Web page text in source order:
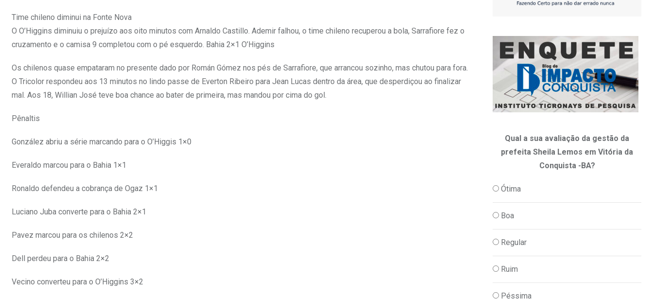
Time chileno diminui na Fonte Nova
O O’Higgins diminuiu o prejuízo aos oito minutos com Arnaldo Castillo. Ademir falhou, o time chileno recuperou a bola, Sarrafiore fez o
cruzamento e o camisa 9 completou com o pé esquerdo. Bahia 2×1 O’Higgins
Os chilenos quase empataram no presente dado por Román Gómez nos pés de Sarrafiore, que arrancou sozinho, mas chutou para fora.
O Tricolor respondeu aos 13 minutos no lindo passe de Everton Ribeiro para Jean Lucas dentro da área, que desperdiçou ao finalizar
mal. Aos 18, Willian José teve boa chance ao bater de primeira, mas mandou por cima do gol.
Pênaltis
González abriu a série marcando para o O’Higgis 1×0
Everaldo marcou para o Bahia 1×1
Ronaldo defendeu a cobrança de Ogaz 1×1
Luciano Juba converte para o Bahia 2×1
Pavez marcou para os chilenos 2×2
Dell perdeu para o Bahia 2×2
Vecino converteu para o O’Higgins 3×2
Qual a sua avaliação da gestão da
prefeita Sheila Lemos em Vitória da
Conquista -BA?
Ótima
Boa
Regular
Ruim
Péssima